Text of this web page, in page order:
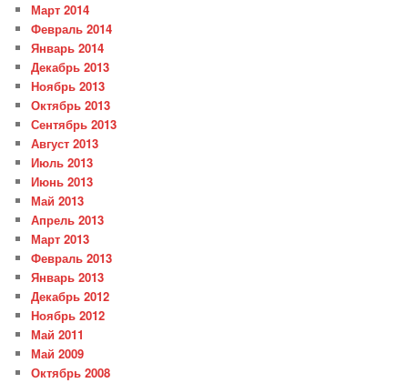
Март 2014
Февраль 2014
Январь 2014
Декабрь 2013
Ноябрь 2013
Октябрь 2013
Сентябрь 2013
Август 2013
Июль 2013
Июнь 2013
Май 2013
Апрель 2013
Март 2013
Февраль 2013
Январь 2013
Декабрь 2012
Ноябрь 2012
Май 2011
Май 2009
Октябрь 2008